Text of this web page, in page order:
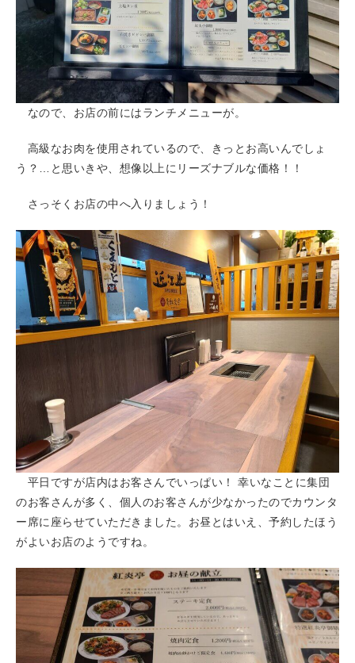
なので、お店の前にはランチメニューが。
高級なお肉を使用されているので、きっとお高いんでしょ
う？…と思いきや、想像以上にリーズナブルな価格！！
さっそくお店の中へ入りましょう！
平日ですが店内はお客さんでいっぱい！ 幸いなことに集団
のお客さんが多く、個人のお客さんが少なかったのでカウンタ
ー席に座らせていただきました。お昼とはいえ、予約したほう
がよいお店のようですね。